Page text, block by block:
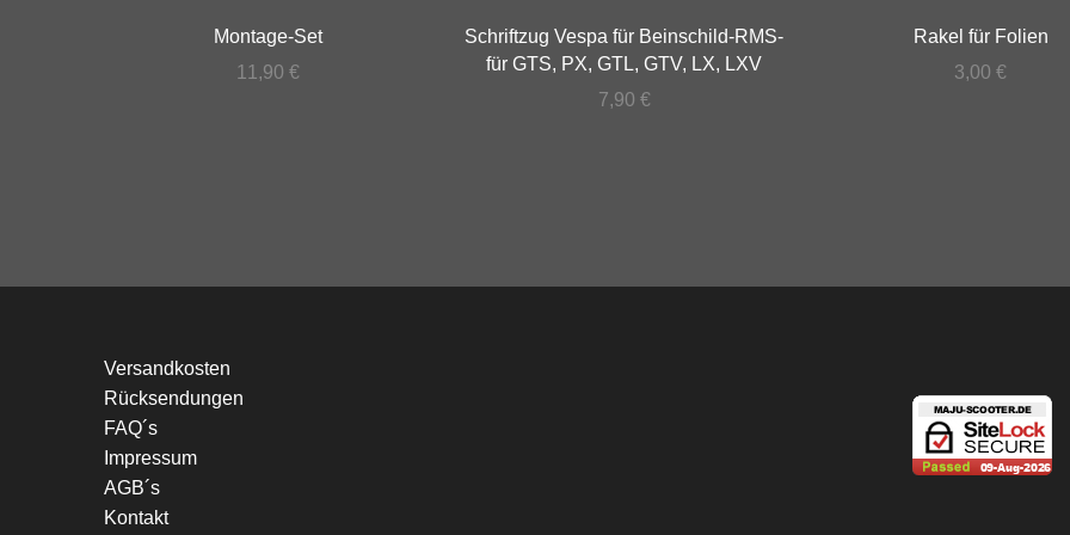
Montage-Set
11,90 €
Schriftzug Vespa für Beinschild-RMS-
für GTS, PX, GTL, GTV, LX, LXV
7,90 €
Rakel für Folien
3,00€
Versandkosten
Rücksendungen
FAQ´s
Impressum
AGB´s
Kontakt